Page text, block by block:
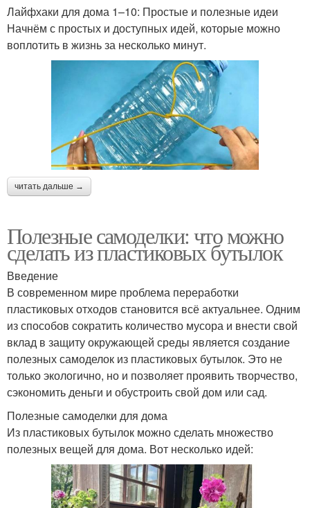
Лайфхаки для дома 1–10: Простые и полезные идеи
Начнём с простых и доступных идей, которые можно
воплотить в жизнь за несколько минут.
читать дальше →
Полезные самоделки: что можно
сделать из пластиковых бутылок
Введение
В современном мире проблема переработки
пластиковых отходов становится всё актуальнее. Одним
из способов сократить количество мусора и внести свой
вклад в защиту окружающей среды является создание
полезных самоделок из пластиковых бутылок. Это не
только экологично, но и позволяет проявить творчество,
сэкономить деньги и обустроить свой дом или сад.
Полезные самоделки для дома
Из пластиковых бутылок можно сделать множество
полезных вещей для дома. Вот несколько идей: